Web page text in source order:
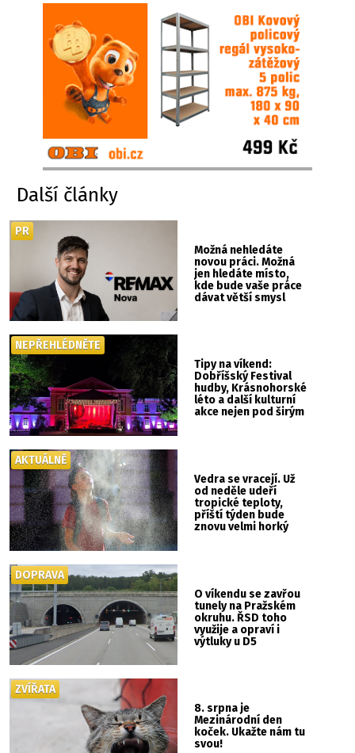
Další články
Možná nehledáte
novou práci. Možná
jen hledáte místo,
kde bude vaše práce
dávat větší smysl
PR
Tipy na víkend:
Dobříšský Festival
hudby, Krásnohorské
léto a další kulturní
akce nejen pod širým
NEPŘEHLÉDNĚTE
Vedra se vracejí. Už
od neděle udeří
tropické teploty,
příští týden bude
znovu velmi horký
AKTUÁLNĚ
O víkendu se zavřou
tunely na Pražském
okruhu. ŘSD toho
využije a opraví i
výtluky u D5
DOPRAVA
8. srpna je
Mezinárodní den
koček. Ukažte nám tu
svou!
ZVÍŘATA